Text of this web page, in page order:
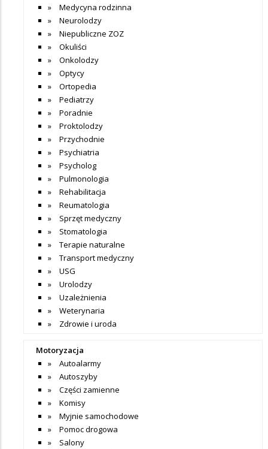
Medycyna rodzinna
Neurolodzy
Niepubliczne ZOZ
Okuliści
Onkolodzy
Optycy
Ortopedia
Pediatrzy
Poradnie
Proktolodzy
Przychodnie
Psychiatria
Psycholog
Pulmonologia
Rehabilitacja
Reumatologia
Sprzęt medyczny
Stomatologia
Terapie naturalne
Transport medyczny
USG
Urolodzy
Uzależnienia
Weterynaria
Zdrowie i uroda
Motoryzacja
Autoalarmy
Autoszyby
Części zamienne
Komisy
Myjnie samochodowe
Pomoc drogowa
Salony